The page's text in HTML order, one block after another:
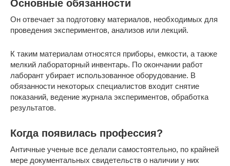
Основные обязанности
Он отвечает за подготовку материалов, необходимых для
проведения экспериментов, анализов или лекций.
К таким материалам относятся приборы, емкости, а также
мелкий лабораторный инвентарь. По окончании работ
лаборант убирает использованное оборудование. В
обязанности некоторых специалистов входит снятие
показаний, ведение журнала экспериментов, обработка
результатов.
Когда появилась профессия?
Античные ученые все делали самостоятельно, по крайней
мере документальных свидетельств о наличии у них